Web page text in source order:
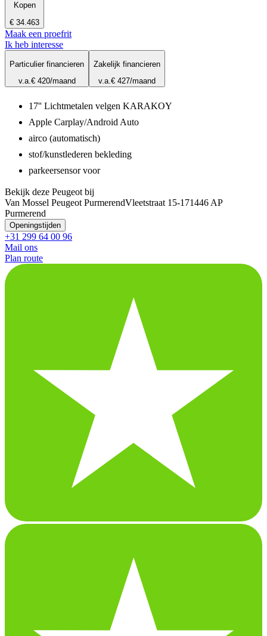
Kopen
€ 34.463
Maak een proefrit
Ik heb interesse
Particulier financieren
v.a.€ 420/maand
Zakelijk financieren
v.a.€ 427/maand
17'' Lichtmetalen velgen KARAKOY
Apple Carplay/Android Auto
airco (automatisch)
stof/kunstlederen bekleding
parkeersensor voor
Bekijk deze Peugeot bij
Van Mossel Peugeot PurmerendVleetstraat 15-171446 AP
Purmerend
Openingstijden
+31 299 64 00 96
Mail ons
Plan route